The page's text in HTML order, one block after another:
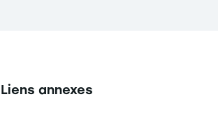
Navigation secondaire footer
Liens annexes